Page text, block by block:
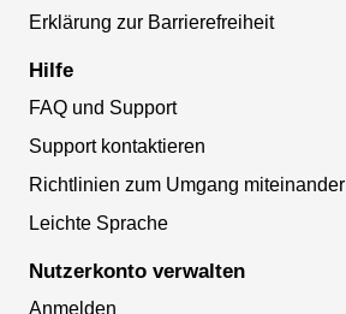
Erklärung zur Barrierefreiheit
Hilfe
FAQ und Support
Support kontaktieren
Richtlinien zum Umgang miteinander
Leichte Sprache
Nutzerkonto verwalten
Anmelden